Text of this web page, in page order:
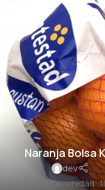
Naranja Bolsa
dev
Peso aprox. unidad: